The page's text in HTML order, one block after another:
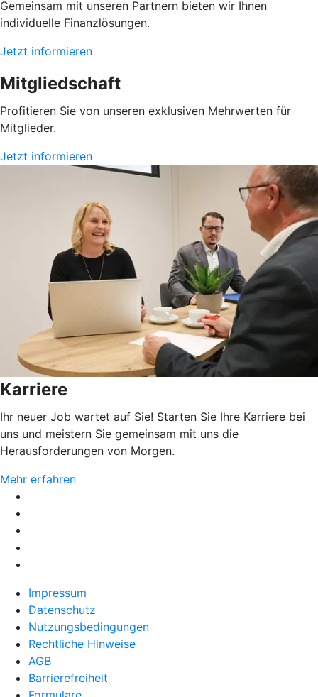
Gemeinsam mit unseren Partnern bieten wir Ihnen
individuelle Finanzlösungen.
Jetzt informieren
Mitgliedschaft
Profitieren Sie von unseren exklusiven Mehrwerten für
Mitglieder.
Jetzt informieren
Karriere
Ihr neuer Job wartet auf Sie! Starten Sie Ihre Karriere bei
uns und meistern Sie gemeinsam mit uns die
Herausforderungen von Morgen.
Mehr erfahren
Impressum
Datenschutz
Nutzungsbedingungen
Rechtliche Hinweise
AGB
Barrierefreiheit